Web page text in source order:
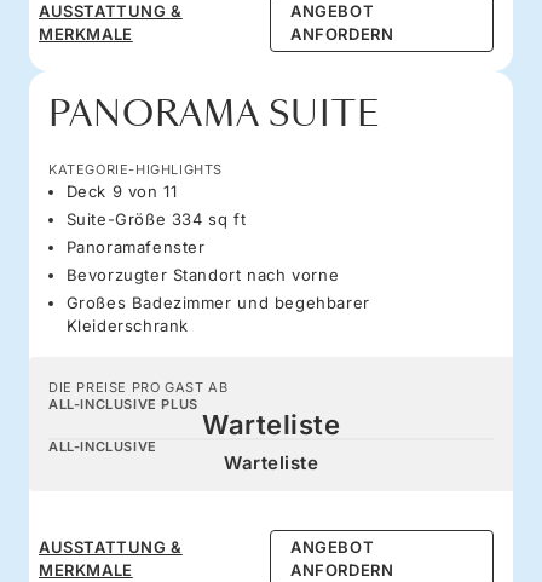
AUSSTATTUNG &
MERKMALE
ANGEBOT
ANFORDERN
PANORAMA SUITE
KATEGORIE-HIGHLIGHTS
Deck 9 von 11
Suite-Größe 334 sq ft
Panoramafenster
Bevorzugter Standort nach vorne
Großes Badezimmer und begehbarer
Kleiderschrank
DIE PREISE PRO GAST AB
ALL-INCLUSIVE PLUS
Warteliste
ALL-INCLUSIVE
Warteliste
AUSSTATTUNG &
MERKMALE
ANGEBOT
ANFORDERN